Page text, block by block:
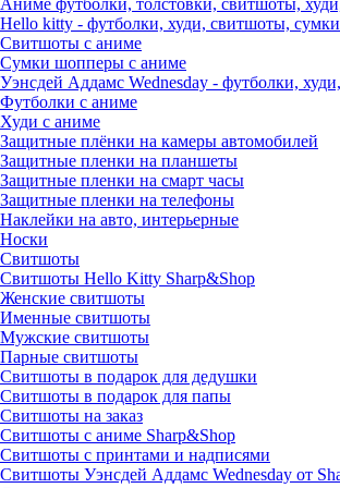
Аниме футболки, толстовки, свитшоты,
Hello kitty - футболки, худи, свитшоты,
Свитшоты с аниме
Сумки шопперы с аниме
Уэнсдей Аддамс Wednesday - футболки,
Футболки с аниме
Худи с аниме
Защитные плёнки на камеры автомобилей
Защитные пленки на планшеты
Защитные пленки на смарт часы
Защитные пленки на телефоны
Наклейки на авто, интерьерные
Носки
Свитшоты
Cвитшоты Hello Kitty Sharp&Shop
Женские свитшоты
Именные свитшоты
Мужские свитшоты
Парные свитшоты
Свитшоты в подарок для дедушки
Свитшоты в подарок для папы
Свитшоты на заказ
Свитшоты с аниме Sharp&Shop
Свитшоты с принтами и надписями
Свитшоты Уэнсдей Аддамс Wednesday от